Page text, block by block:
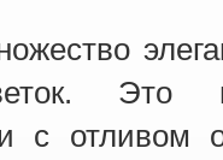
Это
с отливом